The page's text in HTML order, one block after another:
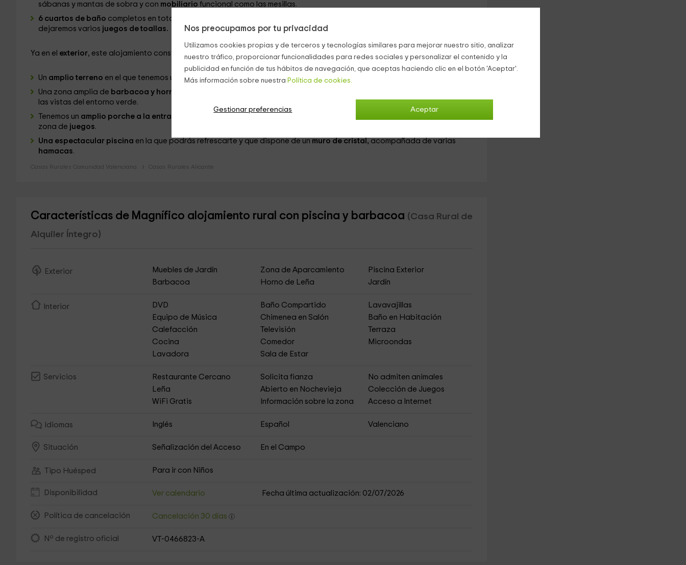
Nos preocupamos por tu privacidad
Utilizamos cookies propias y de terceros y tecnologías similares para mejorar nuestro sitio, analizar
nuestro tráfico, proporcionar funcionalidades para redes sociales y personalizar el contenido y la
publicidad en función de tus hábitos de navegación, que aceptas haciendo clic en el botón 'Aceptar'.
Más información sobre nuestra Política de cookies.
Aceptar
Gestionar preferencias
sábanas y mantas de sobra y con mobiliario funcional como las mesillas.
6 cuartos de baño completos en total, donde vas a encontrar un conjunto de
dejaremos varios juegos de toallas.
Ya en el exterior, este alojamiento consta de:
Un amplio terreno en el que tenemos una mesa amplia de piedra, con su conjunto de sillas.
Una zona amplia de barbacoa y horno de leña
las vistas del entorno verde.
Tenemos un amplio porche a la entrada,
zona de juegos.
Una espectacular piscina en la que podrás refrescarte y que dispone de un muro de cristal, acompañada de varias
hamacas.
Casas Rurales Comunidad Valenciana Casas Rurales Alicante
Características de Magnífico alojamiento rural con piscina y barbacoa (Casa Rural de
Alquiler Íntegro)
Exterior Muebles de Jardín Zona de Aparcamiento
Piscina Exterior
Barbacoa
Horno de Leña Jardín
Interior DVD Baño Compartido
Lavavajillas
Equipo de Música
Chimenea en Salón
Baño en Habitación
Calefacción
Televisión
Terraza
Cocina
Comedor
Microondas
Lavadora
Sala de Estar
Servicios Restaurante Cercano Solicita fianza
No admiten animales
Leña
Abierto en Nochevieja
Colección de Juegos
WiFi Gratis
Información sobre la zona Acceso a Internet
Idiomas Inglés Español Valenciano
Situación Señalización del Acceso En el Campo
Tipo Huésped Para ir con Niños
Disponibilidad Ver calendario Fecha última actualización: 02/07/2026
Política de cancelación Cancelación 30 días
Nº de registro oficial VT-0466823-A